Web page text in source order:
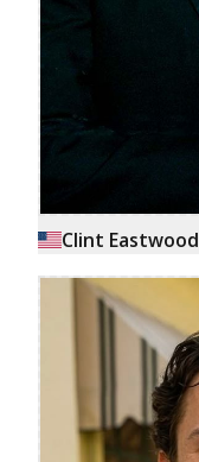
Clint Eastwood